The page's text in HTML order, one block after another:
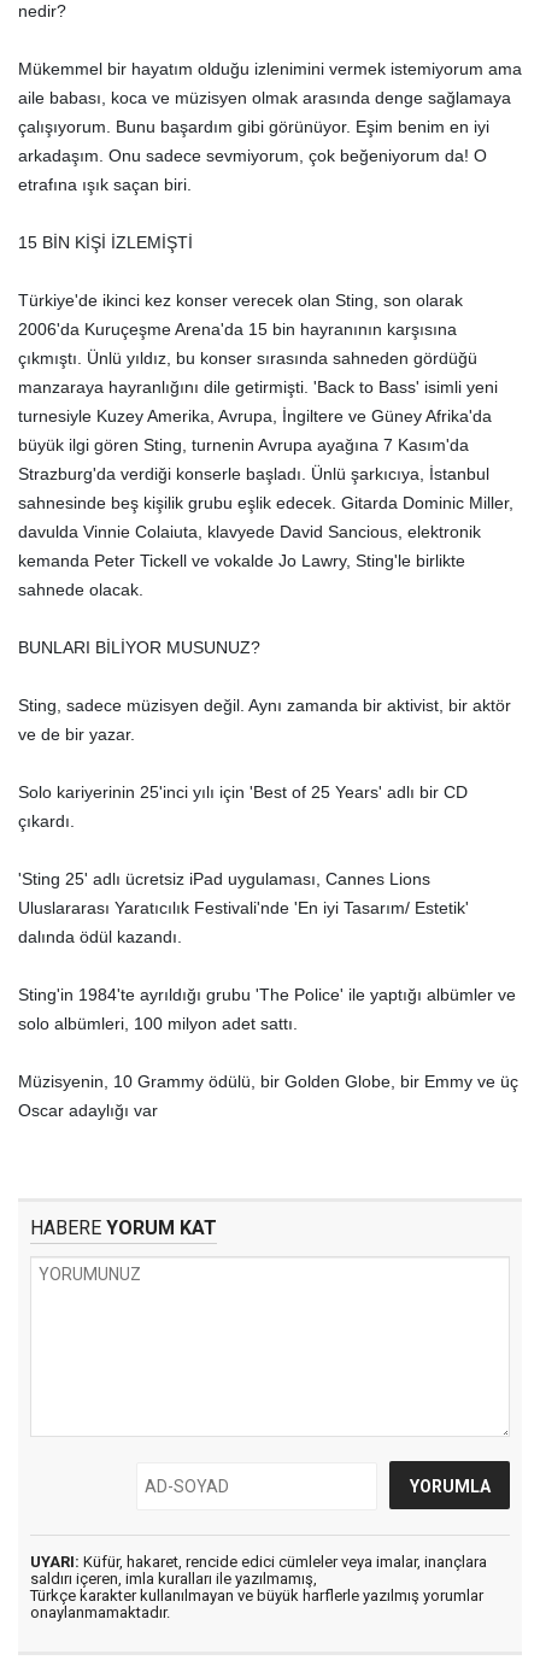
nedir?
Mükemmel bir hayatım olduğu izlenimini vermek istemiyorum ama
aile babası, koca ve müzisyen olmak arasında denge sağlamaya
çalışıyorum. Bunu başardım gibi görünüyor. Eşim benim en iyi
arkadaşım. Onu sadece sevmiyorum, çok beğeniyorum da! O
etrafına ışık saçan biri.
15 BİN KİŞİ İZLEMİŞTİ
Türkiye'de ikinci kez konser verecek olan Sting, son olarak
2006'da Kuruçeşme Arena'da 15 bin hayranının karşısına
çıkmıştı. Ünlü yıldız, bu konser sırasında sahneden gördüğü
manzaraya hayranlığını dile getirmişti. 'Back to Bass' isimli yeni
turnesiyle Kuzey Amerika, Avrupa, İngiltere ve Güney Afrika'da
büyük ilgi gören Sting, turnenin Avrupa ayağına 7 Kasım'da
Strazburg'da verdiği konserle başladı. Ünlü şarkıcıya, İstanbul
sahnesinde beş kişilik grubu eşlik edecek. Gitarda Dominic Miller,
davulda Vinnie Colaiuta, klavyede David Sancious, elektronik
kemanda Peter Tickell ve vokalde Jo Lawry, Sting'le birlikte
sahnede olacak.
BUNLARI BİLİYOR MUSUNUZ?
Sting, sadece müzisyen değil. Aynı zamanda bir aktivist, bir aktör
ve de bir yazar.
Solo kariyerinin 25'inci yılı için 'Best of 25 Years' adlı bir CD
çıkardı.
'Sting 25' adlı ücretsiz iPad uygulaması, Cannes Lions
Uluslararası Yaratıcılık Festivali'nde 'En iyi Tasarım/ Estetik'
dalında ödül kazandı.
Sting'in 1984'te ayrıldığı grubu 'The Police' ile yaptığı albümler ve
solo albümleri, 100 milyon adet sattı.
Müzisyenin, 10 Grammy ödülü, bir Golden Globe, bir Emmy ve üç
Oscar adaylığı var
HABERE YORUM KAT
UYARI: Küfür, hakaret, rencide edici cümleler veya imalar, inançlara
saldırı içeren, imla kuralları ile yazılmamış,
Türkçe karakter kullanılmayan ve büyük harflerle yazılmış yorumlar
onaylanmamaktadır.